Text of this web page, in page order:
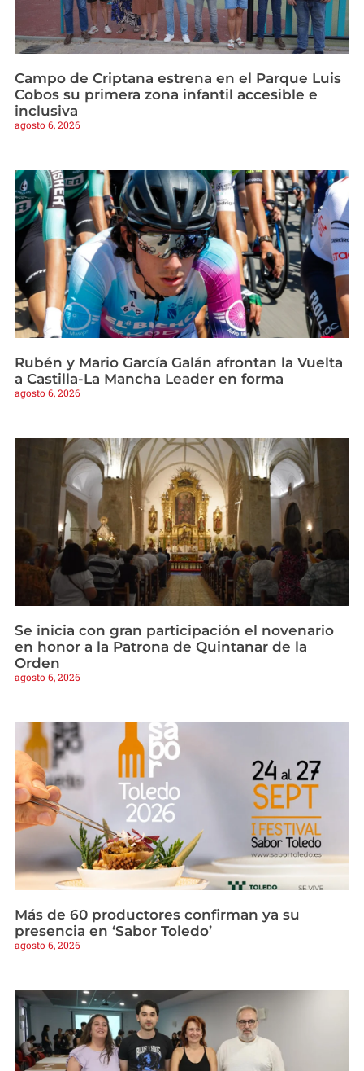
Campo de Criptana estrena en el Parque Luis
Cobos su primera zona infantil accesible e
inclusiva
agosto 6, 2026
Rubén y Mario García Galán afrontan la Vuelta
a Castilla-La Mancha Leader en forma
agosto 6, 2026
Se inicia con gran participación el novenario
en honor a la Patrona de Quintanar de la
Orden
agosto 6, 2026
Más de 60 productores confirman ya su
presencia en ‘Sabor Toledo’
agosto 6, 2026